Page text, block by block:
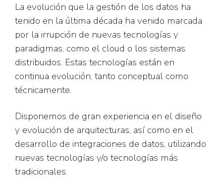
La evolución que la gestión de los datos ha
tenido en la última década ha venido marcada
por la irrupción de nuevas tecnologías y
paradigmas, como el cloud o los sistemas
distribuidos. Estas tecnologías están en
continua evolución, tanto conceptual como
técnicamente.
Disponemos de gran experiencia en el diseño
y evolución de arquitecturas, así como en el
desarrollo de integraciones de datos, utilizando
nuevas tecnologías y/o tecnologías más
tradicionales.